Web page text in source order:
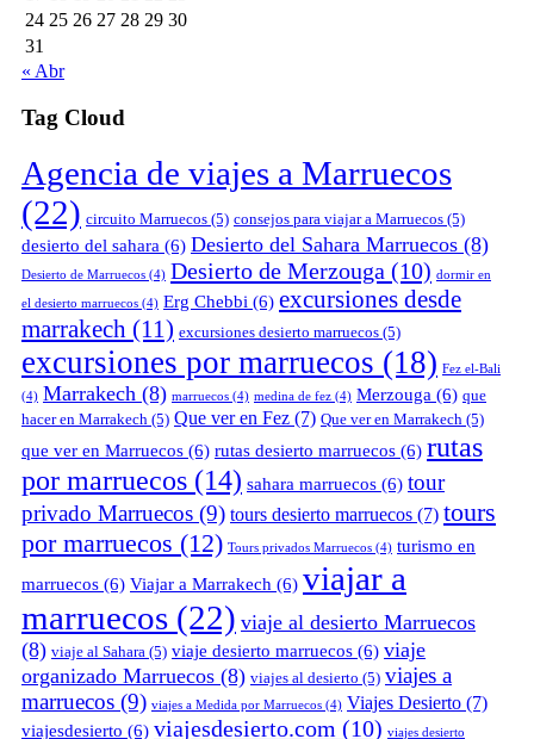
24 25 26 27 28 29 30
31
« Abr
Tag Cloud
Agencia de viajes a Marruecos
(22) circuito Marruecos (5) consejos para viajar a Marruecos (5)
desierto del sahara (6) Desierto del Sahara Marruecos (8)
Desierto de Marruecos (4) Desierto de Merzouga (10) dormir en
el desierto marruecos (4) Erg Chebbi (6) excursiones desde
marrakech (11) excursiones desierto marruecos (5)
excursiones por marruecos (18) Fez el-Bali
(4) Marrakech (8) marruecos (4) medina de fez (4) Merzouga (6) que
hacer en Marrakech (5) Que ver en Fez (7) Que ver en Marrakech (5)
que ver en Marruecos (6) rutas desierto marruecos (6) rutas
por marruecos (14) sahara marruecos (6) tour
privado Marruecos (9) tours desierto marruecos (7) tours
por marruecos (12) Tours privados Marruecos (4) turismo en
marruecos (6) Viajar a Marrakech (6) viajar a
marruecos (22) viaje al desierto Marruecos
(8) viaje al Sahara (5) viaje desierto marruecos (6) viaje
organizado Marruecos (8) viajes al desierto (5) viajes a
marruecos (9) viajes a Medida por Marruecos (4) Viajes Desierto (7)
viajesdesierto (6) viajesdesierto.com (10) viajes desierto